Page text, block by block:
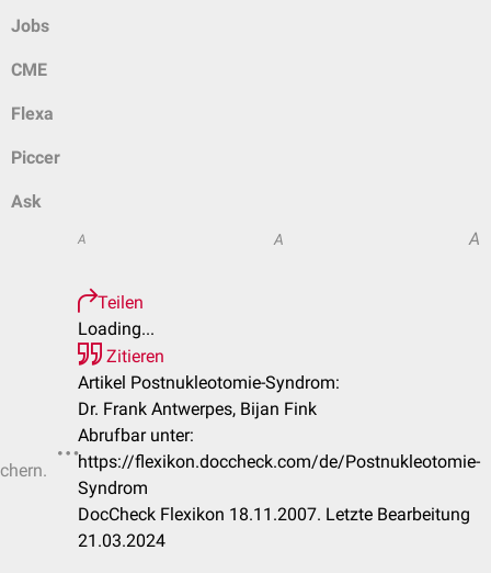
Jobs
CME
Flexa
Piccer
Ask
A A A
Teilen
Loading...
Zitieren
Artikel Postnukleotomie-Syndrom:
Dr. Frank Antwerpes, Bijan Fink
Abrufbar unter:
https://flexikon.doccheck.com/de/Postnukleotomie-
Syndrom
DocCheck Flexikon 18.11.2007. Letzte Bearbeitung
21.03.2024